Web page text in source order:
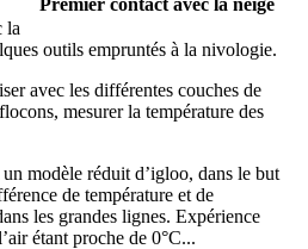
la
outils empruntés à la nivologie.
avec les différentes couches de
mesurer la température des
modèle réduit d’igloo, dans le but
de température et de
les grandes lignes. Expérience
étant proche de 0°C...